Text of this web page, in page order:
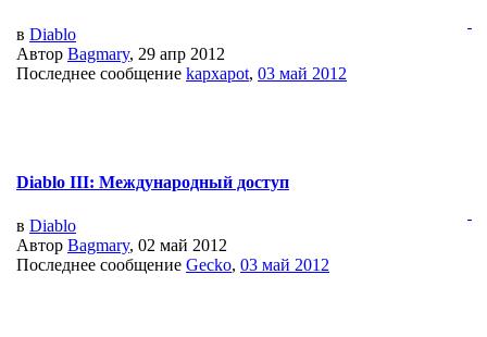
в Diablo
Автор Bagmary, 29 апр 2012
Последнее сообщение kapxapot, 03 май 2012
Diablo III: Международный доступ
в Diablo
Автор Bagmary, 02 май 2012
Последнее сообщение Gecko, 03 май 2012